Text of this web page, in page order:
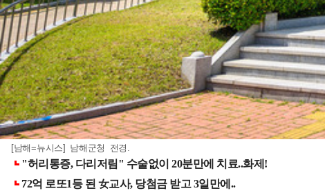
[남해=뉴시스] 남해군청 전경.